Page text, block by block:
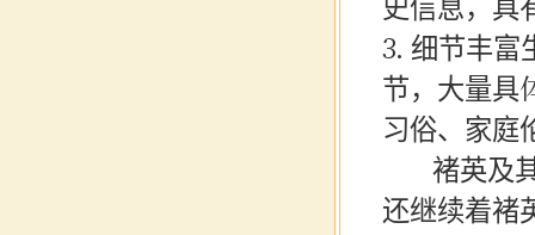
史信息，具
3. 细节丰富
节，大量具
习俗、家庭
褚英及其
还继续着褚